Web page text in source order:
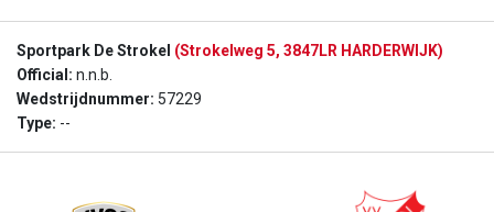
Sportpark De Strokel (Strokelweg 5, 3847LR HARDERWIJK)
Official: n.n.b.
Wedstrijdnummer: 57229
Type: --